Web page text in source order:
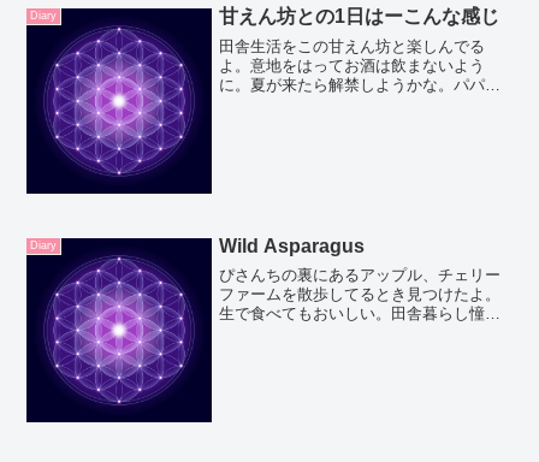
Diary 甘えん坊との1日はーこんな感じ
田舎生活をこの甘えん坊と楽しんでる
よ。意地をはってお酒は飲まないよう
に。夏が来たら解禁しようかな。パパん
Diary Wild Asparagus
ぴさんちの裏にあるアップル、チェリー
ファームを散歩してるとき見つけたよ。
生で食べてもおいしい。田舎暮らし憧れ